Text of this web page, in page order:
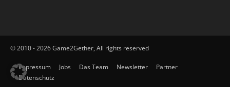
© 2010 - 2026 Game2Gether, All rights reserved
Impressum Jobs Das Team Newsletter
Partner
Datenschutz